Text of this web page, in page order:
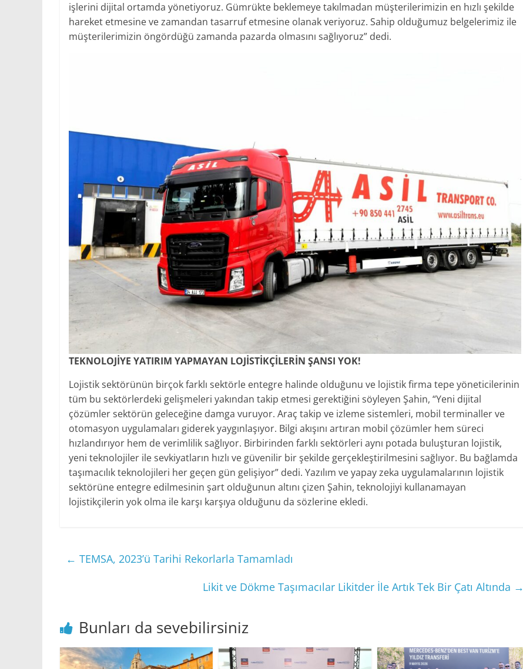
işlerini dijital ortamda yönetiyoruz. Gümrükte beklemeye takılmadan müşterilerimizin en hızlı şekilde
hareket etmesine ve zamandan tasarruf etmesine olanak veriyoruz. Sahip olduğumuz belgelerimiz ile
müşterilerimizin öngördüğü zamanda pazarda olmasını sağlıyoruz” dedi.
TEKNOLOJİYE YATIRIM YAPMAYAN LOJİSTİKÇİLERİN ŞANSI YOK!
Lojistik sektörünün birçok farklı sektörle entegre halinde olduğunu ve lojistik firma tepe yöneticilerinin
tüm bu sektörlerdeki gelişmeleri yakından takip etmesi gerektiğini söyleyen Şahin, “Yeni dijital
çözümler sektörün geleceğine damga vuruyor. Araç takip ve izleme sistemleri, mobil terminaller ve
otomasyon uygulamaları giderek yaygınlaşıyor. Bilgi akışını artıran mobil çözümler hem süreci
hızlandırıyor hem de verimlilik sağlıyor. Birbirinden farklı sektörleri aynı potada buluşturan lojistik,
yeni teknolojiler ile sevkiyatların hızlı ve güvenilir bir şekilde gerçekleştirilmesini sağlıyor. Bu bağlamda
taşımacılık teknolojileri her geçen gün gelişiyor” dedi. Yazılım ve yapay zeka uygulamalarının lojistik
sektörüne entegre edilmesinin şart olduğunun altını çizen Şahin, teknolojiyi kullanamayan
lojistikçilerin yok olma ile karşı karşıya olduğunu da sözlerine ekledi.
← TEMSA, 2023’ü Tarihi Rekorlarla Tamamladı
Likit ve Dökme Taşımacılar Likitder İle Artık Tek Bir Çatı Altında →
Bunları da sevebilirsiniz